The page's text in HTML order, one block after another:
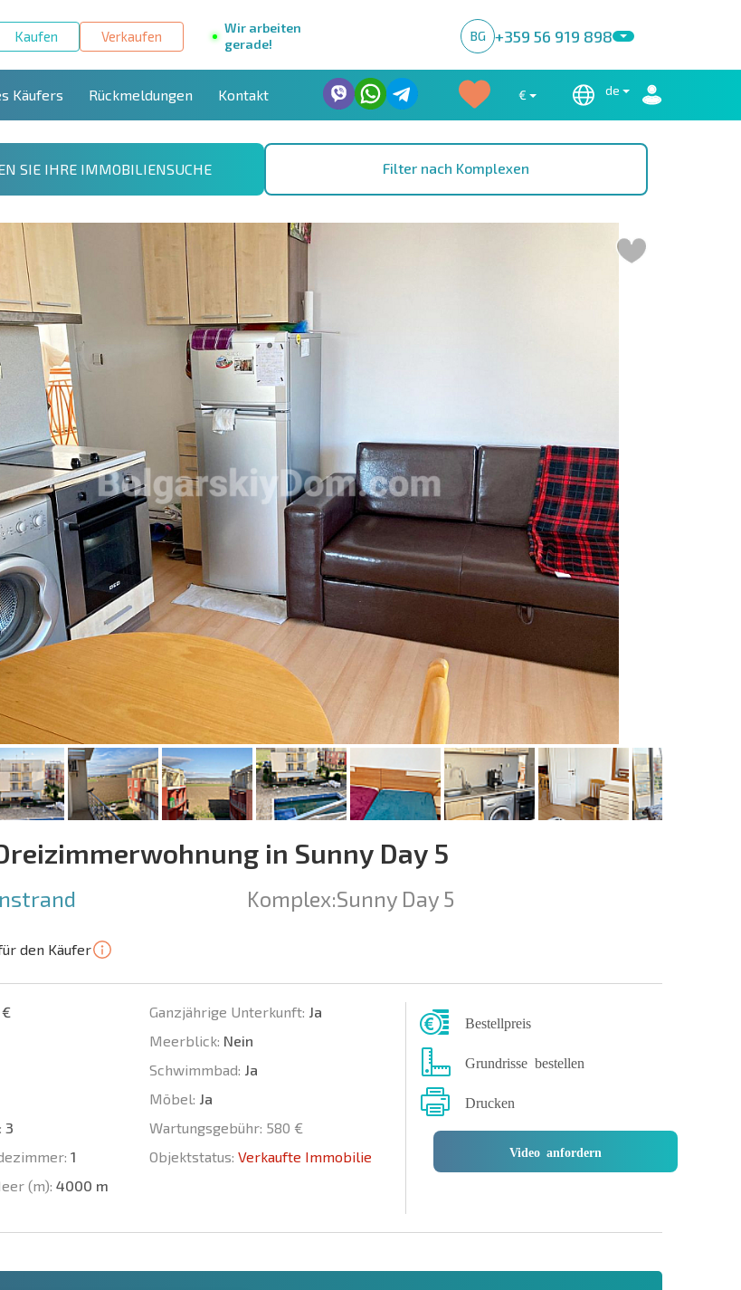
Kaufen Verkaufen
Wir arbeiten
gerade!
BG +359 56 919 898
Käufers Rückmeldungen Kontakt € de
SIE IHRE IMMOBILIENSUCHE Filter nach Komplexen
in Sunny Day 5
Komplex:Sunny Day 5
den Käufer
€
3
1
(m): 4000 m
Ganzjährige Unterkunft: Ja
Meerblick: Nein
Schwimmbad: Ja
Möbel: Ja
Wartungsgebühr: 580 €
Objektstatus: Verkaufte Immobilie
Bestellpreis
Grundrisse bestellen
Drucken
Video anfordern